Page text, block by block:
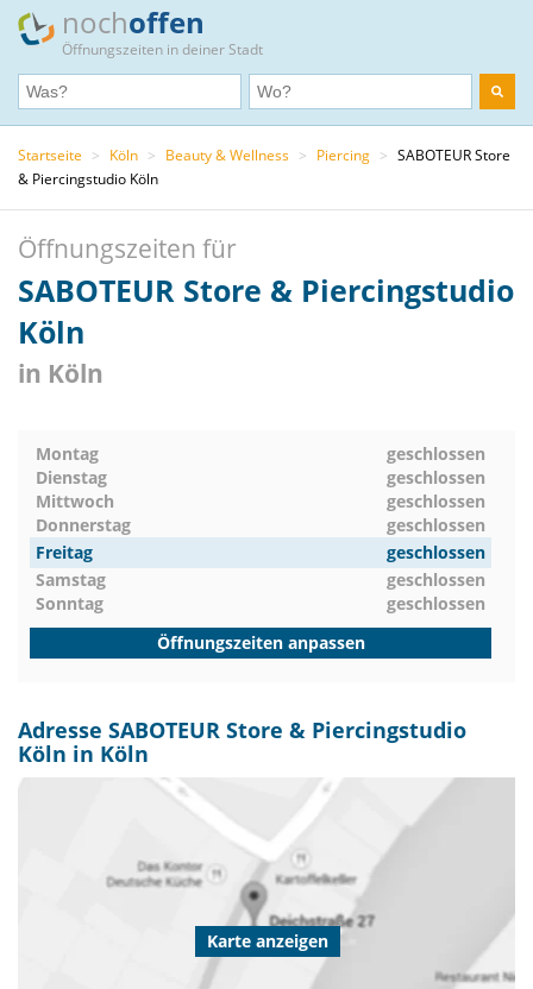
nochoffen
Öffnungszeiten in deiner Stadt
Startseite > Köln > Beauty & Wellness > Piercing > SABOTEUR Store
& Piercingstudio Köln
Öffnungszeiten für
SABOTEUR Store & Piercingstudio
Köln
in Köln
Montag
geschlossen
Dienstag
geschlossen
Mittwoch
geschlossen
Donnerstag
geschlossen
Freitag
geschlossen
Samstag
geschlossen
Sonntag
geschlossen
Öffnungszeiten anpassen
Adresse SABOTEUR Store & Piercingstudio
Köln in Köln
Karte anzeigen